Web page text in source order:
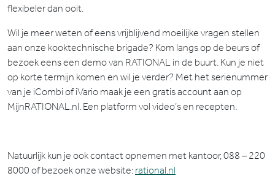
flexibeler dan ooit.
Wil je meer weten of eens vrijblijvend moeilijke vragen stellen
aan onze kooktechnische brigade? Kom langs op de beurs of
bezoek eens een demo van RATIONAL in de buurt. Kun je niet
op korte termijn komen en wil je verder? Met het serienummer
van je iCombi of iVario maak je een gratis account aan op
MijnRATIONAL.nl. Een platform vol video’s en recepten.
Natuurlijk kun je ook contact opnemen met kantoor, 088 – 220
8000 of bezoek onze website: rational.nl